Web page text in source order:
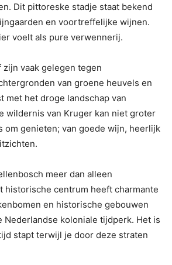
Dit pittoreske stadje staat bekend
en voortreffelijke wijnen.
voelt als pure verwennerij.
vaak gelegen tegen
van groene heuvels en
met het droge landschap van
wildernis van Kruger kan niet groter
om genieten; van goede wijn, heerlijk
meer dan alleen
historische centrum heeft charmante
en historische gebouwen
Nederlandse koloniale tijdperk. Het is
stapt terwijl je door deze straten